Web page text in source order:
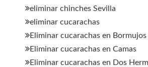
eliminar chinches Sevilla
eliminar cucarachas
Eliminar cucarachas en Bormujos
Eliminar cucarachas en Camas
Eliminar cucarachas en Dos